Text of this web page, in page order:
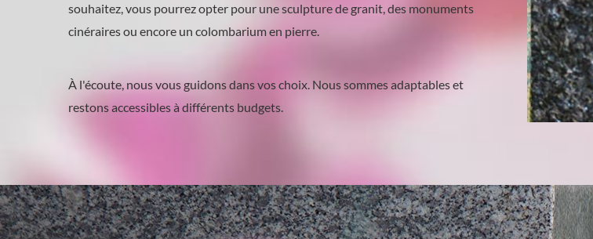
souhaitez, vous pourrez opter pour une sculpture de granit, des monuments
cinéraires ou encore un colombarium en pierre.
À l'écoute, nous vous guidons dans vos choix. Nous sommes adaptables et
restons accessibles à différents budgets.